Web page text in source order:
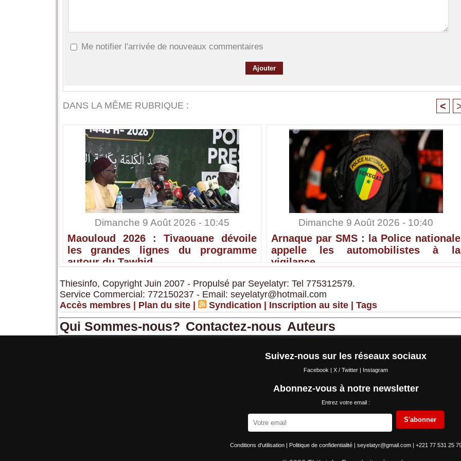
Me notifier l'arrivée de nouveaux commentaires
DANS LA MÊME RUBRIQUE : <
Dimanche 9 Août 2026 - 10:45
Maouloud 2026 : Tivaouane dévoile
les grandes lignes du programme
autour du Tawhid
Dimanche 9 Août 2026 - 10:40
Arnaque par SMS : la Police nationale
appelle les automobilistes à la
vigilance
Thiesinfo, Copyright Juin 2007 - Propulsé par Seyelatyr: Tel 775312579.
Service Commercial: 772150237 - Email: seyelatyr@hotmail.com
Accès membres | Plan du site | Syndication | Inscription au site | Tags
Qui Sommes-nous? Contactez-nous Auteurs
Suivez-nous sur les réseaux sociaux
Facebook | X / Twitter | Instagram
Abonnez-vous à notre newsletter
Entrez votre email :
S'abonner
Conditions d'utilisation | Politique de confidentialité | seyelatyr@gmail.com | +221 77 531 25